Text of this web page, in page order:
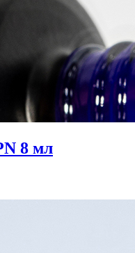
8 мл